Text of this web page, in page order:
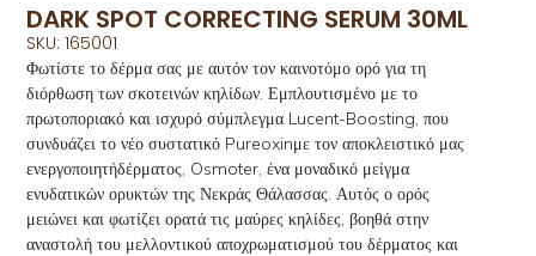
DARK SPOT CORRECTING SERUM 30ML
SKU: 165001
Φωτίστε το δέρμα σας με αυτόν τον καινοτόμο ορό για τη
διόρθωση των σκοτεινών κηλίδων. Εμπλουτισμένο με το
πρωτοποριακό και ισχυρό σύμπλεγμα Lucent-Boosting, που
συνδυάζει το νέο συστατικό Pureoxinμε τον αποκλειστικό μας
ενεργοποιητήδέρματος, Osmoter, ένα μοναδικό μείγμα
ενυδατικών ορυκτών της Νεκράς Θάλασσας. Αυτός ο ορός
μειώνει και φωτίζει ορατά τις μαύρες κηλίδες, βοηθά στην
αναστολή του μελλοντικού αποχρωματισμού του δέρματος και